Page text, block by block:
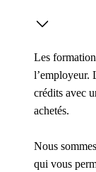
Les
l’employeur.
crédits avec
achetés.
Nous
qui vous